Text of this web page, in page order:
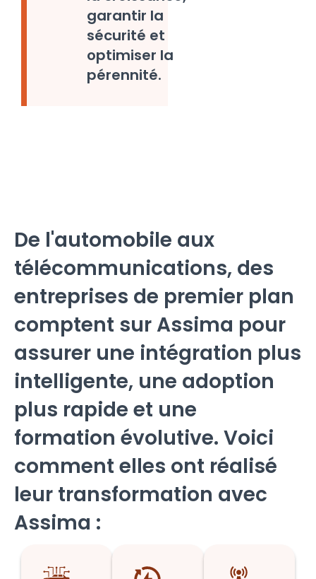
garantir la
sécurité et
optimiser la
pérennité.
De l'automobile aux
télécommunications, des
entreprises de premier plan
comptent sur Assima pour
assurer une intégration plus
intelligente, une adoption
plus rapide et une
formation évolutive. Voici
comment elles ont réalisé
leur transformation avec
Assima :